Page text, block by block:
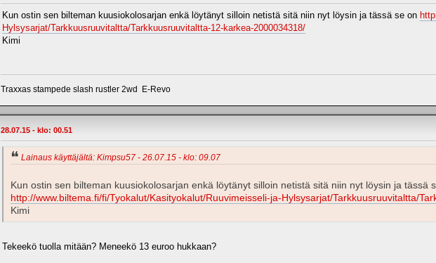
Kun ostin sen bilteman kuusiokolosarjan enkä löytänyt silloin netistä sitä niin nyt löysin ja tässä se on
Hylsysarjat/Tarkkuusruuvitaltta/Tarkkuusruuvitaltta-12-karkea-2000034318/
Kimi
Traxxas stampede slash rustler 2wd E-Revo
28.07.15 - klo: 00.51
Lainaus käyttäjältä: Kimpsu57 - 26.07.15 - klo: 09.07
Kun ostin sen bilteman kuusiokolosarjan enkä löytänyt silloin netistä sitä niin nyt löysin ja tässä
http://www.biltema.fi/fi/Tyokalut/Kasityokalut/Ruuvimeisseli-ja-Hylsysarjat/Tarkkuusruuvitaltta/
Kimi
Tekeekö tuolla mitään? Meneekö 13 euroo hukkaan?